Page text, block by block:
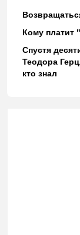
Кому платит
Спустя
Теодора
кто знал